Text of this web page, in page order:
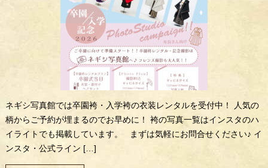
ネギシ写真館では卒園袴・入学袴の衣装レンタルを受付中！ 人気の
柄からご予約が埋まるのでお早めに！ 袴の写真一覧はインスタのハ
イライトでも掲載しています。 まずは気軽にお問合せください♪ イ
ンスタ・公式ライン […]